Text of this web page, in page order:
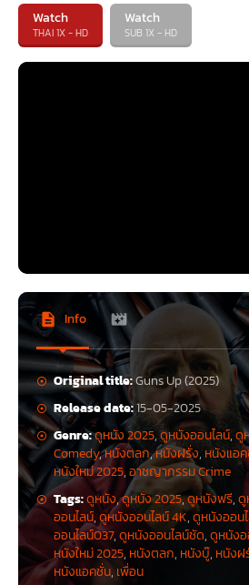
Watch
THAI 1X - HD
Watch
SUB 1X - HD
Info
Original title:Guns Up (2025)
Release date:15-05-2025
Genre:ดูหนัง 2025,ดูหนังออนไลน์,ดู
Comedy,หนังตลก,หนังฝรั่ง, หนังแอ
หนังใหม่ 2025,อาชญากรรม Crime
Tags:ดูหนัง,ดูหนัง 2025,ดูหนังฟรี,ดู
ออนไลน์,ดูหนังออนไลน์ 4K,ดูหนังออน
ออนไลน์037,ดูหนังออนไลน์ชัด,ดูหนัง
หนังใหม่ 2025, หนังตลก, หนังบู๊, หนังฝ
หนังแอคชั่น,เพื่อน